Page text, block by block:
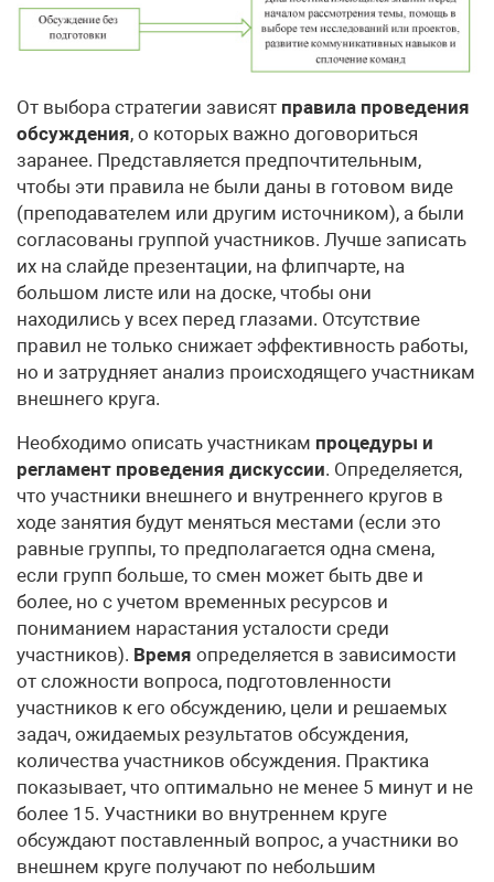
От выбора стратегии зависят правила проведения
обсуждения, о которых важно договориться
заранее. Представляется предпочтительным,
чтобы эти правила не были даны в готовом виде
(преподавателем или другим источником), а были
согласованы группой участников. Лучше записать
их на слайде презентации, на флипчарте, на
большом листе или на доске, чтобы они
находились у всех перед глазами. Отсутствие
правил не только снижает эффективность работы,
но и затрудняет анализ происходящего участникам
внешнего круга.
Необходимо описать участникам процедуры и
регламент проведения дискуссии. Определяется,
что участники внешнего и внутреннего кругов в
ходе занятия будут меняться местами (если это
равные группы, то предполагается одна смена,
если групп больше, то смен может быть две и
более, но с учетом временных ресурсов и
пониманием нарастания усталости среди
участников). Время определяется в зависимости
от сложности вопроса, подготовленности
участников к его обсуждению, цели и решаемых
задач, ожидаемых результатов обсуждения,
количества участников обсуждения. Практика
показывает, что оптимально не менее 5 минут и не
более 15. Участники во внутреннем круге
обсуждают поставленный вопрос, а участники во
внешнем круге получают по небольшим